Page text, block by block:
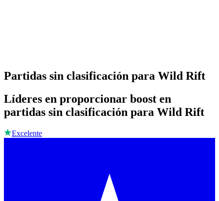
Partidas sin clasificación para Wild Rift
Líderes en proporcionar boost en
partidas sin clasificación para Wild Rift
Excelente